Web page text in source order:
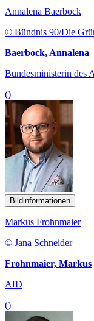
Annalena Baerbock
© Bündnis 90/Die
Baerbock, Annalena
Bundesministerin des
()
Bildinformationen
Markus Frohnmaier
© Jana Schneider
Frohnmaier, Markus
AfD
()